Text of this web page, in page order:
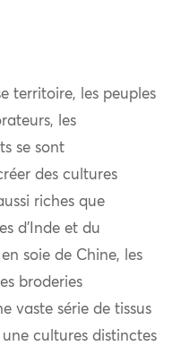
territoire, les peuples
les
se sont
des cultures
riches que
d’Inde et du
soie de Chine, les
broderies
vaste série de tissus
cultures distinctes